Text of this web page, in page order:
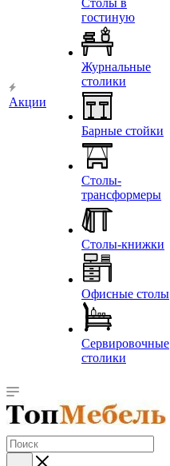
Акции
Столы в
гостиную
Журнальные
столики
Барные стойки
Столы-
трансформеры
Столы-книжки
Офисные столы
Сервировочные
столики